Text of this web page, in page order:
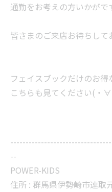
通勤をお考えの方いかがで
皆さまのご来店お待ちし
フェイスブックだけのお
こちらも見てください(・
--
POWER-KIDS
住所 : 群馬県伊勢崎市連取